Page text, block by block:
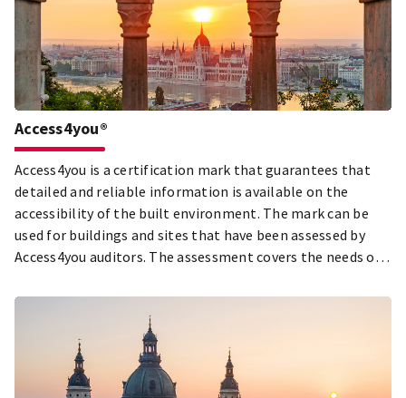
Access4you®
Access4you is a certification mark that guarantees that
detailed and reliable information is available on the
accessibility of the built environment. The mark can be
used for buildings and sites that have been assessed by
Access4you auditors. The assessment covers the needs of 9
pushchairs/strollers, elderly people with reduced mobility,
people who are deaf, hard of hearing, blind, have low
vision, people with cognitive difficulties and people with
assistance dogs. The more of them have access to the
building, the better the rating. The certification can be